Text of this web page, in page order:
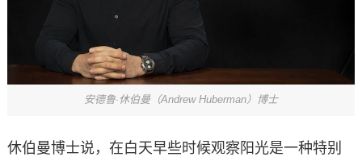
安德鲁·休伯曼（Andrew Huberman）博士
休伯曼博士说，在白天早些时候观察阳光是一种特别